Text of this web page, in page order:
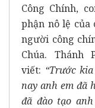
Công Chính,
phận nô lệ của
người công
Chúa.
viết: “Trước
nay anh em đã
đã đào tạo